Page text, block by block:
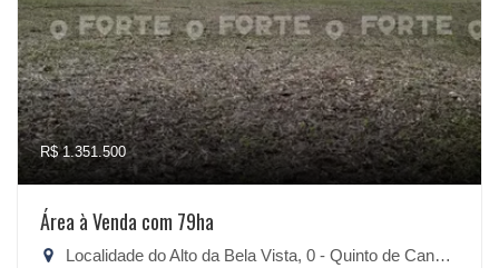
R$ 1.351.500
Área à Venda com 79ha
Localidade do Alto da Bela Vista, 0 - Quinto de Canguçu, Canguçu-RS